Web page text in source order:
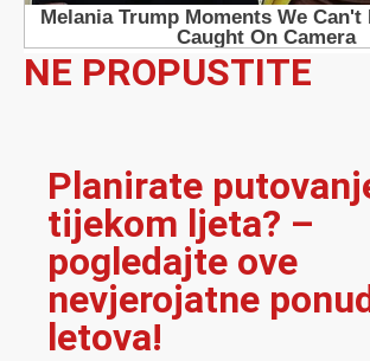
NE PROPUSTITE
Planirate
tijekom ljeta? –
pogledajte ove
nevjerojatne
letova!